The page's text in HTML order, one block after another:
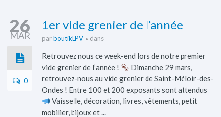
26
MAR
0
1er vide grenier de l’année
parboutikLPV dans
Retrouvez nous ce week-end lors de notre premier
vide grenier de l’année !
Dimanche 29 mars,
retrouvez-nous au vide grenier de Saint-Méloir-des-
Ondes ! Entre 100 et 200 exposants sont attendus
Vaisselle, décoration, livres, vêtements, petit
mobilier, bijoux et ...